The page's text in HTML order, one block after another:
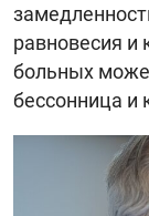
равновесия и
больных
бессонница и